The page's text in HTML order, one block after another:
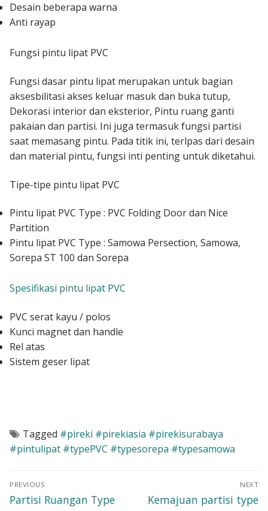
Desain beberapa warna
Anti rayap
Fungsi pintu lipat PVC
Fungsi dasar pintu lipat merupakan untuk bagian
aksesbilitasi akses keluar masuk dan buka tutup,
Dekorasi interior dan eksterior, Pintu ruang ganti
pakaian dan partisi. Ini juga termasuk fungsi partisi
saat memasang pintu. Pada titik ini, terlpas dari desain
dan material pintu, fungsi inti penting untuk diketahui.
Tipe-tipe pintu lipat PVC
Pintu lipat PVC Type : PVC Folding Door dan Nice
Partition
Pintu lipat PVC Type : Samowa Persection, Samowa,
Sorepa ST 100 dan Sorepa
Spesifikasi pintu lipat PVC
PVC serat kayu / polos
Kunci magnet dan handle
Rel atas
Sistem geser lipat
Tagged #pireki #pirekiasia #pirekisurabaya
#pintulipat #typePVC #typesorepa #typesamowa
Navigasi
pos
PREVIOUS
Previous
Partisi Ruangan Type
NEXT
Next
Kemajuan partisi type